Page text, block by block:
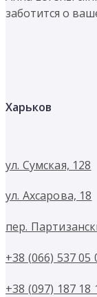
заботится о
Харьков
ул. Сумская, 128
ул. Ахсарова, 18
пер.
+38 (066) 537 05
+38 (097) 187 18